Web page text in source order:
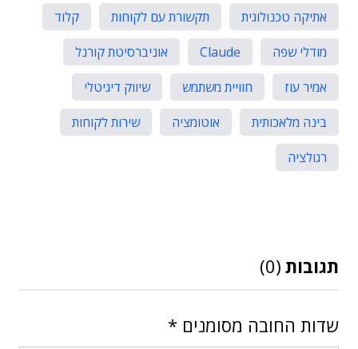
אתיקה טכנולוגית
תקשורת עם לקוחות
קלוד
מודלי שפה
Claude
אוניברסיטת קורנל
אמיר עוז
חוויית משתמש
שיווק דיגיטלי
בינה מלאכותית
אוטומציה
שירות לקוחות
רגולציה
תגובות (0)
שדות החובה מסומנים *